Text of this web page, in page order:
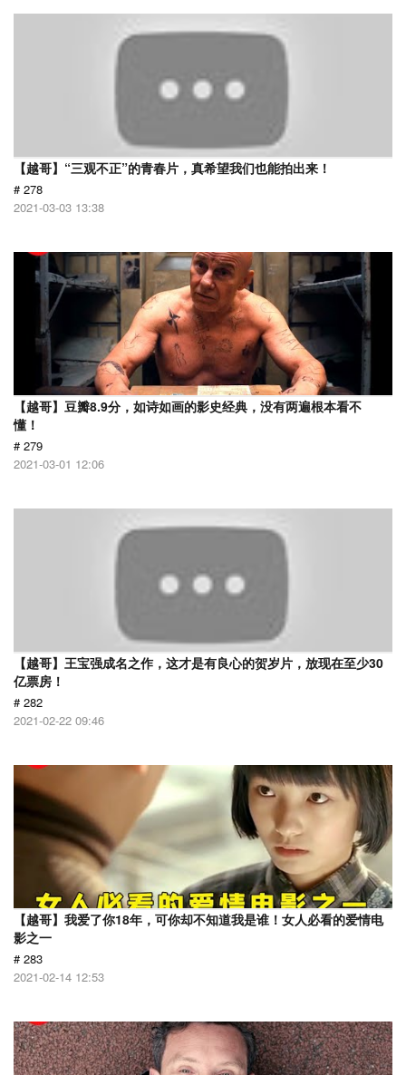
【越哥】“三观不正”的青春片，真希望我们也能拍出来！
# 278
2021-03-03 13:38
【越哥】豆瓣8.9分，如诗如画的影史经典，没有两遍根本看不
懂！
# 279
2021-03-01 12:06
【越哥】王宝强成名之作，这才是有良心的贺岁片，放现在至少30
亿票房！
# 282
2021-02-22 09:46
【越哥】我爱了你18年，可你却不知道我是谁！女人必看的爱情电
影之一
# 283
2021-02-14 12:53